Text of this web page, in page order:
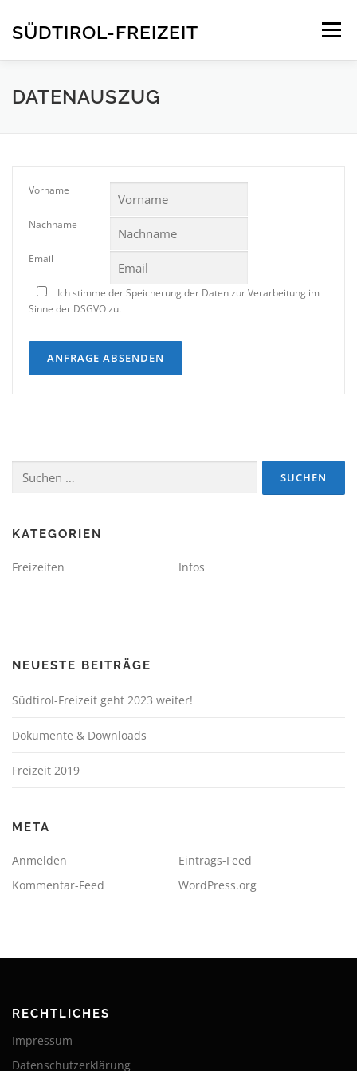
InhaltSÜDTIROL-FREIZEIT Menü
STARTSEITE INFOS
DATENAUSZUG
Vorname
Nachname
Email
Ich stimme der Speicherung der Daten zur Verarbeitung im
Sinne der DSGVO zu.
nach:
KATEGORIEN
Freizeiten Infos
NEUESTE BEITRÄGE
Südtirol-Freizeit geht 2023 weiter!
Dokumente & Downloads
Freizeit 2019
META
Anmelden
Eintrags-Feed
Kommentar-Feed
WordPress.org
RECHTLICHES
Impressum
Datenschutzerklärung